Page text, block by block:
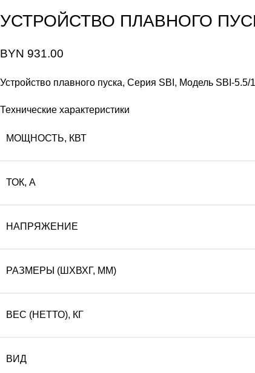
УСТРОЙСТВО ПЛАВНОГО
BYN 931.00
Устройство плавного пуска, Серия SBI, Модель SBI-5.5/
Технические характеристики
МОЩНОСТЬ, КВТ
ТОК, А
НАПРЯЖЕНИЕ
РАЗМЕРЫ (ШХВХГ, ММ)
ВЕС (НЕТТО), КГ
ВИД